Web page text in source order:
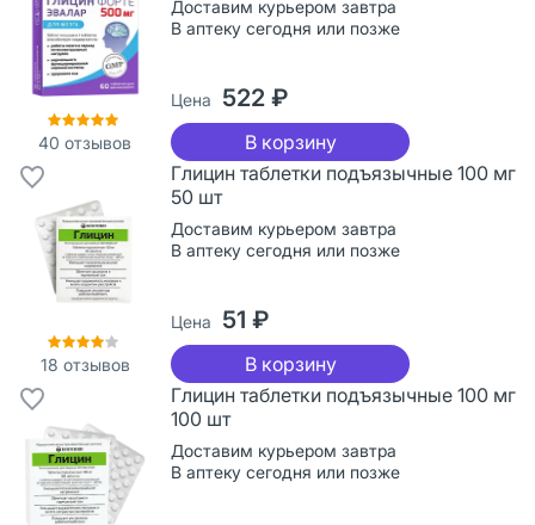
40 отзывов
Доставим курьером завтра
В аптеку сегодня или позже
Цена 522 ₽
В корзину
18 отзывов
Глицин таблетки подъязычные 100 мг
50 шт
Доставим курьером завтра
В аптеку сегодня или позже
Цена 51 ₽
В корзину
Глицин таблетки подъязычные 100 мг
100 шт
Доставим курьером завтра
В аптеку сегодня или позже